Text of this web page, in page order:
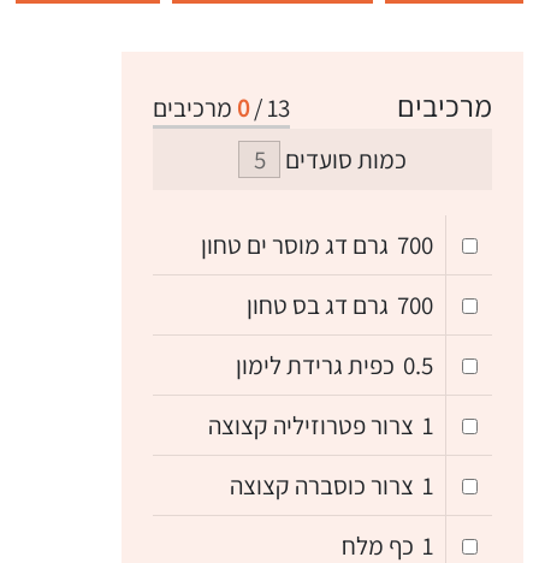
13
/
0 מרכיבים מרכיבים
כמות סועדים
700 גרם דג מוסר ים טחון
700 גרם דג בס טחון
0.5 כפית גרידת לימון
1 צרור פטרוזיליה קצוצה
1 צרור כוסברה קצוצה
1 כף מלח